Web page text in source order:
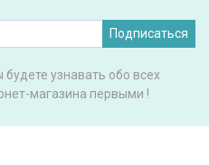
Подписаться
узнавать обо всех
магазина первыми !